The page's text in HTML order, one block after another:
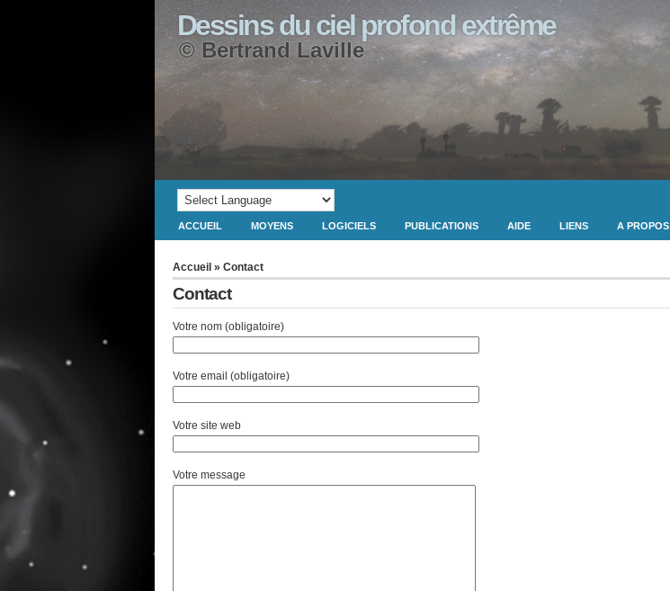
Dessins du ciel profond extrême
© Bertrand Laville
ACCUEIL MOYENS LOGICIELS PUBLICATIONS AIDE LIENS A PROPOS
Accueil » Contact
Contact
Votre nom (obligatoire)
Votre email (obligatoire)
Votre site web
Votre message